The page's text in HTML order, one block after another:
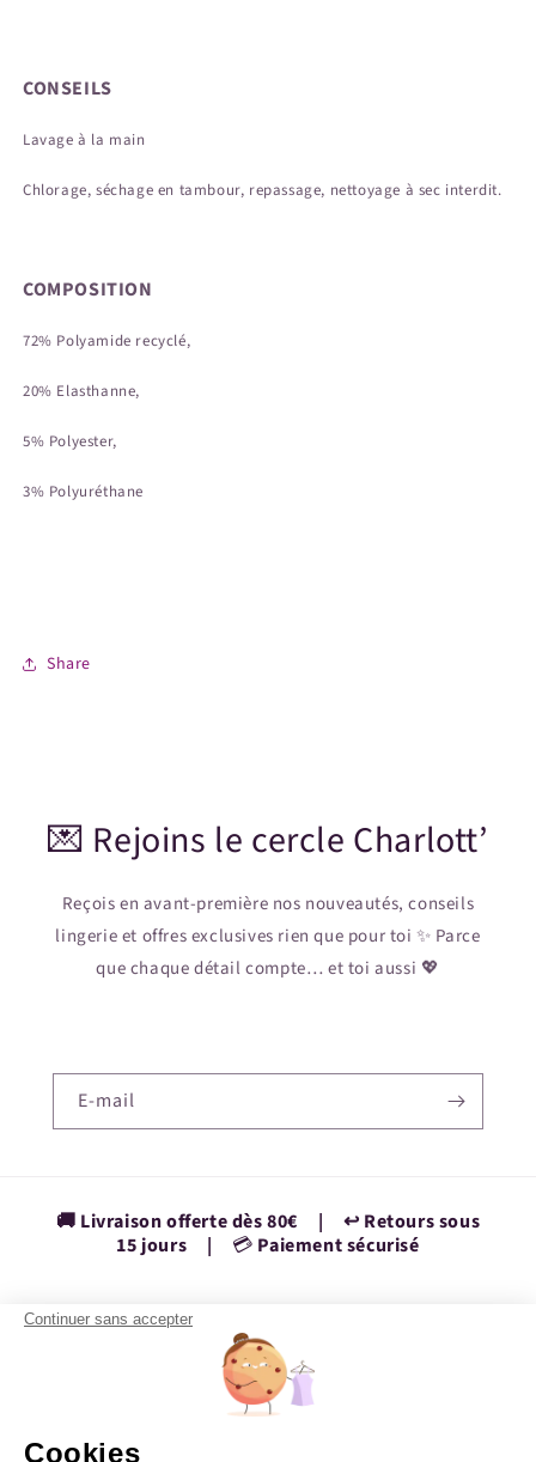
Continuer sans accepter
Cookies
CONSEILS
Lavage à la main
Chlorage, séchage en tambour, repassage, nettoyage à sec interdit.
COMPOSITION
72% Polyamide recyclé,
20% Elasthanne,
5% Polyester,
3% Polyuréthane
Share
💌 Rejoins le cercle Charlott’
Reçois en avant-première nos nouveautés, conseils
lingerie et offres exclusives rien que pour toi ✨ Parce
que chaque détail compte… et toi aussi 💖
E-mail
🚚 Livraison offerte dès 80€ | ↩️ Retours sous
15 jours | 💳 Paiement sécurisé
InstagramYouTube